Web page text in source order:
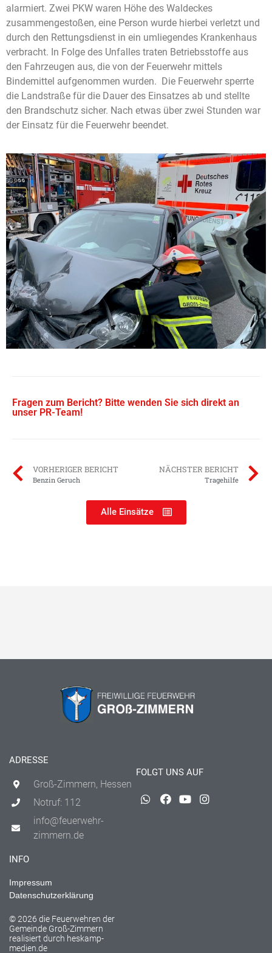
alarmiert. Zwei PKW waren Höhe des Waldeckes
zusammengestoßen, eine Person wurde hierbei verletzt und
durch den Rettungsdienst in ein umliegendes Krankenhaus
verbracht. In Folge des Unfalles traten Betriebsstoffe aus
den Fahrzeugen aus, die von der Feuerwehr mittels
Bindemittel aufgenommen wurden. Die Feuerwehr sperrte
die Landstraße für die Dauer des Einsatzes ab und stellte
den Brandschutz sicher. Nach etwas über zwei Stunden war
der Einsatz für die Feuerwehr beendet.
Fragen zum Bericht? Bitte wenden Sie sich direkt an
unser PR-Team!
VORHERIGER BERICHT
Benzin Geruch
NÄCHSTER BERICHT
Tragehilfe
Alle Einsätze
ADRESSE
Groß-Zimmern, Hessen
Notruf: 112
info@feuerwehr-
zimmern.de
FOLGT UNS AUF
INFO
Impressum
Datenschutzerklärung
© 2026 die Feuerwehren der
Gemeinde Groß-Zimmern
realisiert durch heskamp-
medien.de